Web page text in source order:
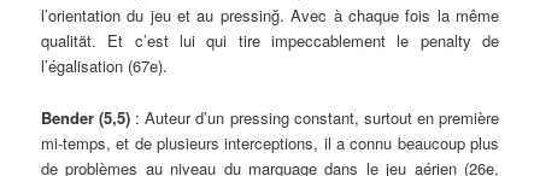
l’orientation du jeu et au pressinğ. Avec à chaque fois la même
qualität. Et c’est lui qui tire impeccablement le penalty de
l’égalisation (67e).
Bender (5,5) : Auteur d’un pressing constant, surtout en première
mi-temps, et de plusieurs interceptions, il a connu beaucoup plus
de problèmes au niveau du marquage dans le jeu aérien (26e,